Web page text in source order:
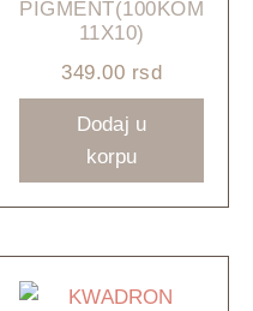
PIGMENT(100KOM
11X10)
349.00 rsd
Dodaj u
korpu